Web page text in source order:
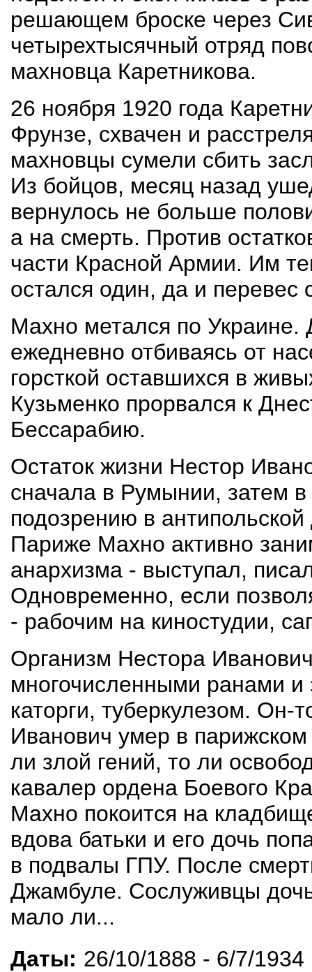
решающем броске через
четырехтысячный отряд
махновца Каретникова.
26 ноября 1920 года
Фрунзе, схвачен и
махновцы сумели сбить
Из бойцов, месяц назад
вернулось не больше
а на смерть. Против
части Красной Армии. Им
остался один, да и
Махно метался по Украине.
ежедневно отбиваясь от
горсткой оставшихся в
Кузьменко прорвался к
Бессарабию.
Остаток жизни Нестор
сначала в Румынии, затем
подозрению в
Париже Махно активно
анархизма - выступал,
Одновременно, если
- рабочим на киностудии,
Организм Нестора
многочисленными ранами
каторги, туберкулезом. Он-
Иванович умер в
ли злой гений, то ли
кавалер ордена Боевого
Махно покоится на
вдова батьки и его дочь
в подвалы ГПУ. После
Джамбуле. Сослуживцы
мало ли...
Даты: 26/10/1888 - 6/7/1934